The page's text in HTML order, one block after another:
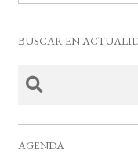
BUSCAR EN
AGENDA